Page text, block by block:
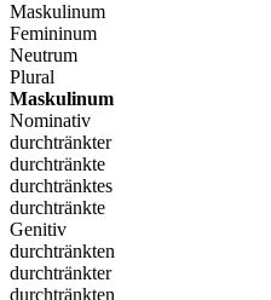
Maskulinum
Femininum
Neutrum
Plural
Maskulinum
Nominativ
durchtränkter
durchtränkte
durchtränktes
durchtränkte
Genitiv
durchtränkten
durchtränkter
durchtränkten